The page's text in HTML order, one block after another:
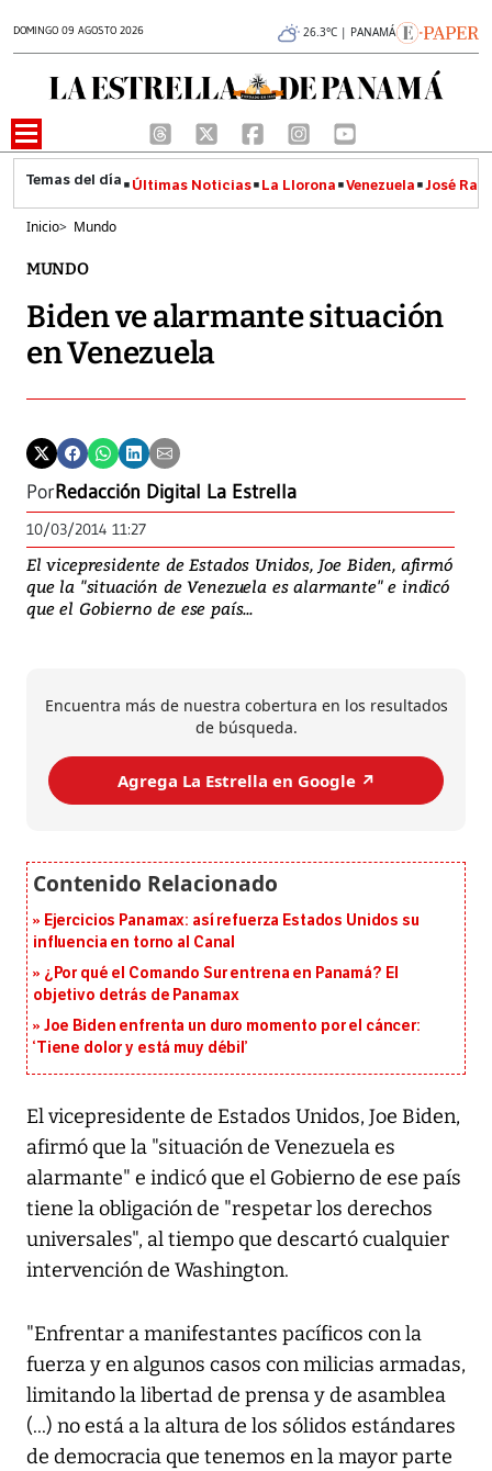
DOMINGO 09 AGOSTO 2026 26.3°C | PANAMÁ
Últimas Noticias La Llorona Venezuela José
Inicio> Mundo
MUNDO
Biden ve alarmante situación
en Venezuela
PorRedacción Digital La Estrella
10/03/2014 11:27
El vicepresidente de Estados Unidos, Joe Biden, afirmó
que la "situación de Venezuela es alarmante" e indicó
que el Gobierno de ese país...
Encuentra más de nuestra cobertura en los resultados
de búsqueda.
Agrega La Estrella en Google ↗️
Ejercicios Panamax: así refuerza Estados Unidos su
influencia en torno al Canal
¿Por qué el Comando Sur entrena en Panamá? El
objetivo detrás de Panamax
Joe Biden enfrenta un duro momento por el cáncer:
‘Tiene dolor y está muy débil’
El vicepresidente de Estados Unidos, Joe Biden,
afirmó que la "situación de Venezuela es
alarmante" e indicó que el Gobierno de ese país
tiene la obligación de "respetar los derechos
universales", al tiempo que descartó cualquier
intervención de Washington.
"Enfrentar a manifestantes pacíficos con la
fuerza y en algunos casos con milicias armadas,
limitando la libertad de prensa y de asamblea
(...) no está a la altura de los sólidos estándares
de democracia que tenemos en la mayor parte